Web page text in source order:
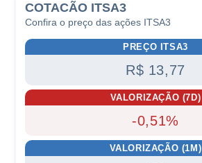
COTACÃO ITSA3
Confira o preço das ações ITSA3
PREÇO ITSA3
R$ 13,77
VALORIZAÇÃO (7D)
-0,51%
VALORIZAÇÃO (1M)